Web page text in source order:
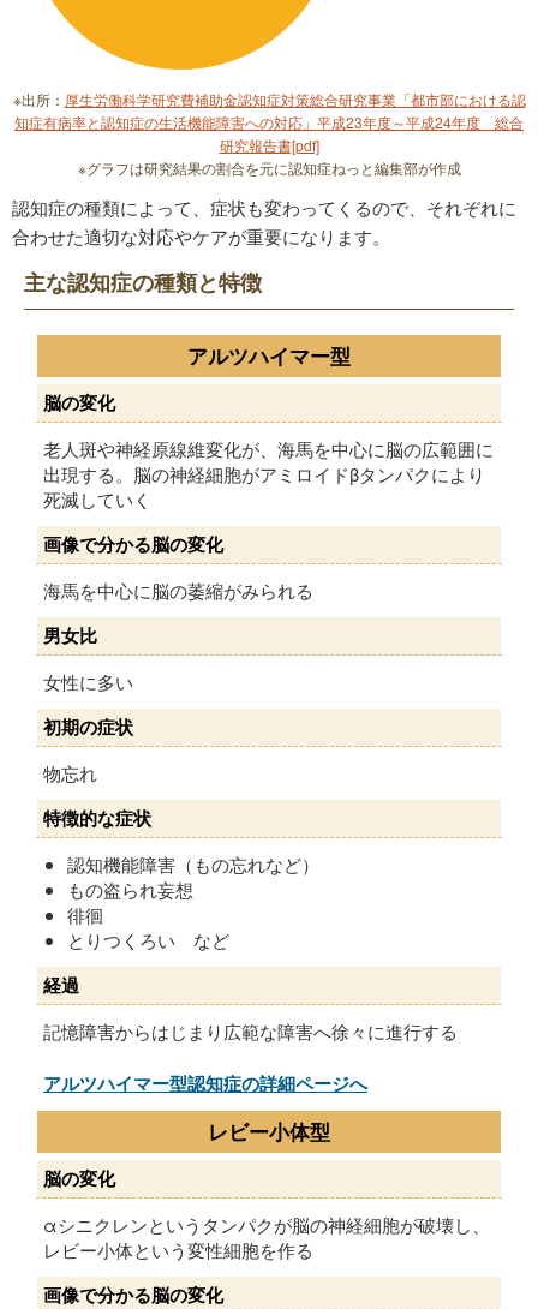
※出所： 厚生労働科学研究費補助金認知症対策総合研究事業「都市部における認
知症有病率と認知症の生活機能障害への対応」平成23年度～平成24年度 総合
研究報告書[pdf]
※グラフは研究結果の割合を元に認知症ねっと編集部が作成
認知症の種類によって、症状も変わってくるので、それぞれに
合わせた適切な対応やケアが重要になります。
主な認知症の種類と特徴
アルツハイマー型
脳の変化
老人斑や神経原線維変化が、海馬を中心に脳の広範囲に
出現する。脳の神経細胞がアミロイドβタンパクにより
死滅していく
画像で分かる脳の変化
海馬を中心に脳の萎縮がみられる
男女比
女性に多い
初期の症状
物忘れ
特徴的な症状
認知機能障害（もの忘れなど）
もの盗られ妄想
徘徊
とりつくろい など
経過
記憶障害からはじまり広範な障害へ徐々に進行する
アルツハイマー型認知症の詳細ページへ
レビー小体型
脳の変化
αシニクレンというタンパクが脳の神経細胞が破壊し、
レビー小体という変性細胞を作る
画像で分かる脳の変化